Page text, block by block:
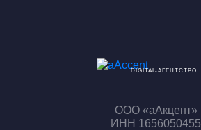
DIGITAL-АГЕНТСТВО
ООО «аАкцент»
ИНН 1656050455